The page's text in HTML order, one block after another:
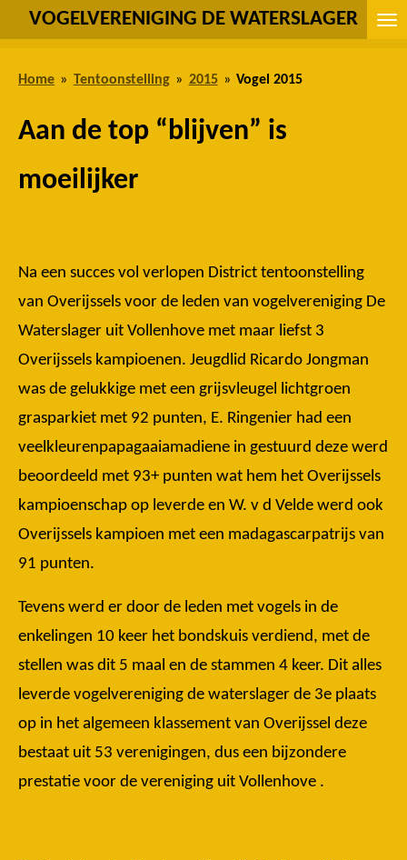
hoofdinhoud
VOGELVERENIGING DE WATERSLAGER
Home » Tentoonstelling » 2015 » Vogel 2015
Aan de top “blijven” is
moeilijker
Na een succes vol verlopen District tentoonstelling
van Overijssels voor de leden van vogelvereniging De
Waterslager uit Vollenhove met maar liefst 3
Overijssels kampioenen. Jeugdlid Ricardo Jongman
was de gelukkige met een grijsvleugel lichtgroen
grasparkiet met 92 punten, E. Ringenier had een
veelkleurenpapagaaiamadiene in gestuurd deze werd
beoordeeld met 93+ punten wat hem het Overijssels
kampioenschap op leverde en W. v d Velde werd ook
Overijssels kampioen met een madagascarpatrijs van
91 punten.
Tevens werd er door de leden met vogels in de
enkelingen 10 keer het bondskuis verdiend, met de
stellen was dit 5 maal en de stammen 4 keer. Dit alles
leverde vogelvereniging de waterslager de 3e plaats
op in het algemeen klassement van Overijssel deze
bestaat uit 53 verenigingen, dus een bijzondere
prestatie voor de vereniging uit Vollenhove .